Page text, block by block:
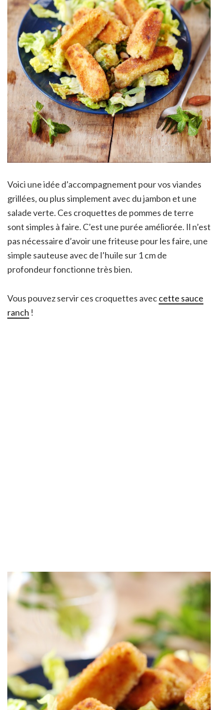
Voici une idée d’accompagnement pour vos viandes
grillées, ou plus simplement avec du jambon et une
salade verte. Ces croquettes de pommes de terre
sont simples à faire. C’est une purée améliorée. Il n’est
pas nécessaire d’avoir une friteuse pour les faire, une
simple sauteuse avec de l’huile sur 1 cm de
profondeur fonctionne très bien.
Vous pouvez servir ces croquettes aveccette sauce
ranch !